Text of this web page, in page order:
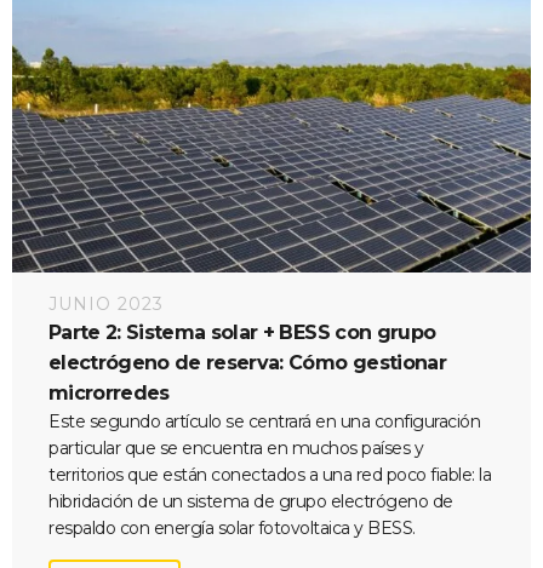
JUNIO 2023
Parte 2: Sistema solar + BESS con grupo
electrógeno de reserva: Cómo gestionar
microrredes
Este segundo artículo se centrará en una configuración
particular que se encuentra en muchos países y
territorios que están conectados a una red poco fiable: la
hibridación de un sistema de grupo electrógeno de
respaldo con energía solar fotovoltaica y BESS.